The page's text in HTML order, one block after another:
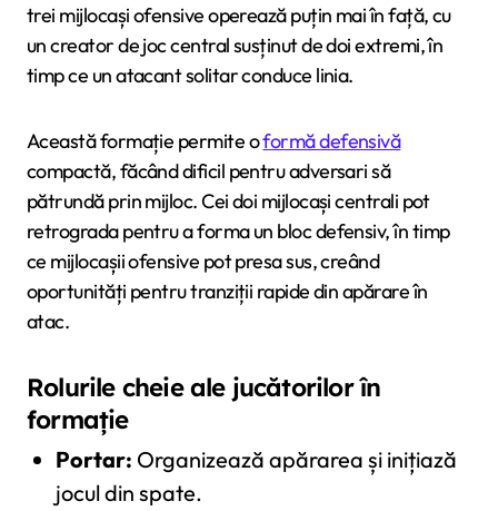
trei mijlocași ofensive operează puțin mai în față, cu
un creator de joc central susținut de doi extremi, în
timp ce un atacant solitar conduce linia.
Această formație permite oformă defensivă
compactă, făcând dificil pentru adversari să
pătrundă prin mijloc. Cei doi mijlocași centrali pot
retrograda pentru a forma un bloc defensiv, în timp
ce mijlocașii ofensive pot presa sus, creând
oportunități pentru tranziții rapide din apărare în
atac.
Rolurile cheie ale jucătorilor în
formație
Portar: Organizează apărarea și inițiază
jocul din spate.